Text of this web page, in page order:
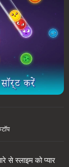
से स्लाइम को प्यार